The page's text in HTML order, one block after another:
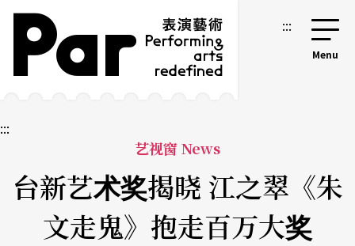
跳到主要内容区块
网站导览 :::
:::
艺视窗 News
台新艺术奖揭晓 江之翠《朱
文走鬼》抱走百万大奖